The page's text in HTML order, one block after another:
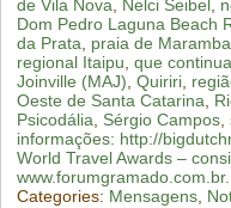
de Vila Nova
Nelci Seibel,
Dom Pedro Laguna Beach
da Prata
praia de
regional Itaipu que
Joinville (MAJ) Quiriri,
Oeste de Santa Catarina
Psicodália
Sérgio Campos,
informações: http://
World Travel Awards –
www.forumgramado.com.br.
Categories: Mensagens,